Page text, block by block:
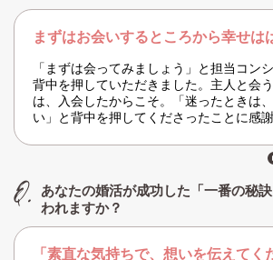
まずはお会いするところから幸せは
「まずは会ってみましょう」と担当コン
背中を押していただきました。主人と会
は、入会したからこそ。「迷ったときは
い」と背中を押してくださったことに感謝
あなたの婚活が成功した「一番の秘
われますか？
「素直な気持ちで、想いを伝えてく